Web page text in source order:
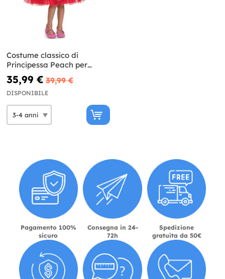
Costume classico di
Principessa Peach per
ragazza - Super Mario Bros
35,99 € 39,99 €
DISPONIBILE
Pagamento 100%
sicuro
Consegna in 24-
72h
Spedizione
gratuita da 50€